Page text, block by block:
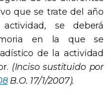
que se trate del año
se deberá
en la que se
de la actividad
(Inciso sustituido por
B.O. 17/1/2007).